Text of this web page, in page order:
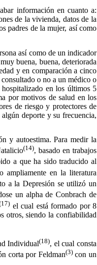
información en cuanto a:
de la vivienda, datos de la
padres de la mujer, así como
así como de un indicador
buena, buena, deteriorada
y en comparación a cinco
o no a un médico o
en los últimos 5
por motivos de salud en los
de riesgo y protectores de
deporte y su frecuencia,
y autoestima. Para medir la
(14), basado en trabajos
a que ha sido traducido al
en la literatura
a la Depresión se utilizó un
un alpha de Conbrach de
el cual está formado por 8
otros, siendo la confiabilidad
Individual(18), el cual consta
corta por Feldman(3)con un